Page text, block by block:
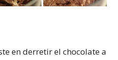
en derretir el chocolate a